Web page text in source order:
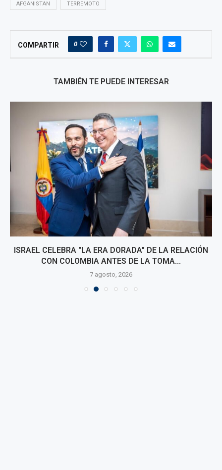
AFGANISTAN TERREMOTO
COMPARTIR 0
TAMBIÉN TE PUEDE INTERESAR
ISRAEL CELEBRA "LA ERA DORADA" DE LA RELACIÓN
CON COLOMBIA ANTES DE LA TOMA...
7 agosto, 2026